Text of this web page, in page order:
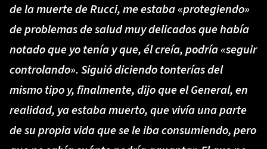
de la muerte de Rucci, me estaba «protegiendo»
de problemas de salud muy delicados que había
notado que yo tenía y que, él creía, podría «seguir
controlando». Siguió diciendo tonterías del
mismo tipo y, finalmente, dijo que el General, en
realidad, ya estaba muerto, que vivía una parte
de su propia vida que se le iba consumiendo, pero